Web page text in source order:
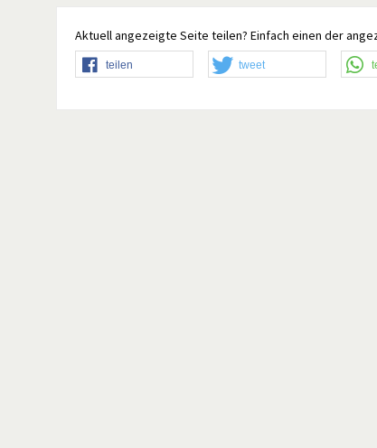
Aktuell angezeigte Seite teilen? Einfach einen der
teilen tweet